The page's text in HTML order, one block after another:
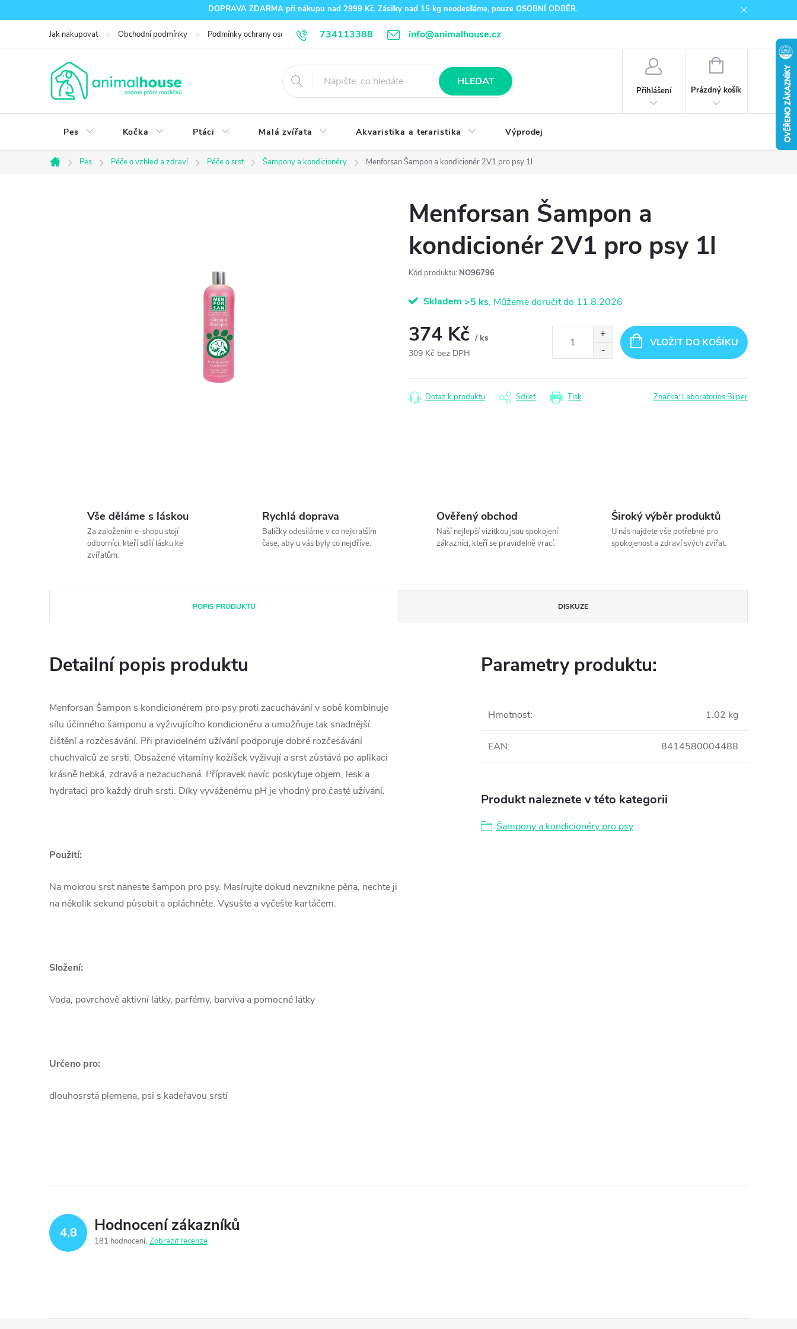
na
DOPRAVA ZDARMA při nákupu nad 2999 Kč. Zásilky nad 15 kg neodesíláme, pouze OSOBNÍ ODBĚR.
734113388 info@animalhouse.cz
Jak nakupovat Obchodní podmínky Podmínky ochrany osobních údajů Doprava a platba Kontakty
HLEDAT
Přihlášení
NÁKUPNÍ
Prázdný košík
Pes Kočka Ptáci Malá zvířata Akvaristika a teraristika Výprodej
Domů
Pes Péče o vzhled a zdraví Péče o srst Šampony a kondicionéry Menforsan Šampon a kondicionér 2V1 pro psy 1l
Menforsan Šampon a
kondicionér 2V1 pro psy 1l
Kód produktu: NO96796
Skladem >5 ks 11.8.2026
374 Kč / ks
309 Kč bez DPH
cena:
VLOŽIT DO KOŠÍKU
Tisk
Dotaz k produktu Sdílet Značka: Laboratorios Bilper
Vše děláme s láskou
Za založením e-shopu stojí
odborníci, kteří sdílí lásku ke
zvířatům.
Rychlá doprava
Balíčky odesíláme v co nejkratším
čase, aby u vás byly co nejdříve.
Ověřený obchod
Naší nejlepší vizitkou jsou spokojení
zákazníci, kteří se pravidelně vrací.
Široký výběr produktů
U nás najdete vše potřebné pro
spokojenost a zdraví svých zvířat.
POPIS PRODUKTU DISKUZE
Detailní popis produktu
Menforsan Šampon s kondicionérem pro psy proti zacuchávání v sobě kombinuje
sílu účinného šamponu a vyživujícího kondicionéru a umožňuje tak snadnější
čištění a rozčesávání. Při pravidelném užívání podporuje dobré rozčesávání
chuchvalců ze srsti. Obsažené vitamíny kožíšek vyživují a srst zůstává po aplikaci
krásně hebká, zdravá a nezacuchaná. Přípravek navíc poskytuje objem, lesk a
hydrataci pro každý druh srsti. Díky vyváženému pH je vhodný pro časté užívání.
Použití:
Na mokrou srst naneste šampon pro psy. Masírujte dokud nevznikne pěna, nechte ji
na několik sekund působit a opláchněte. Vysušte a vyčešte kartáčem.
Složení:
Voda, povrchově aktivní látky, parfémy, barviva a pomocné látky
Určeno pro:
dlouhosrstá plemena, psi s kadeřavou srstí
Parametry produktu:
Hmotnost: 1.02 kg
EAN: 8414580004488
Produkt naleznete v této kategorii
Šampony a kondicionéry pro psy
4,8 Hodnocení zákazníků
181 hodnocení Zobrazit recenze